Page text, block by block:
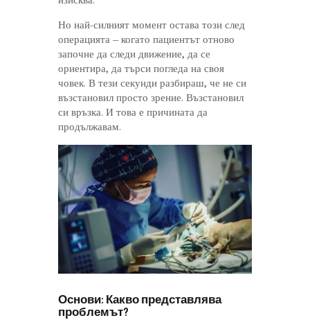
Но най-силният момент остава този след
операцията – когато пациентът отново
започне да следи движение, да се
ориентира, да търси погледа на своя
човек. В тези секунди разбираш, че не си
възстановил просто зрение. Възстановил
си връзка. И това е причината да
продължавам.
Основи: Какво представлява
проблемът?